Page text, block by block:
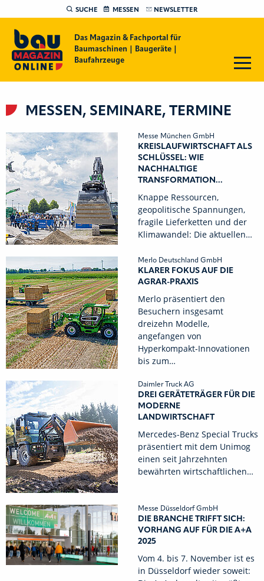
SUCHE MESSEN NEWSLETTER
Das Magazin & Fachportal für
Baumaschinen | Baugeräte |
Baufahrzeuge
MESSEN, SEMINARE, TERMINE
Messe München GmbH
KREISLAUFWIRTSCHAFT ALS
SCHLÜSSEL: WIE
NACHHALTIGE
TRANSFORMATION...
Knappe Ressourcen,
geopolitische Spannungen,
fragile Lieferketten und der
Klimawandel: Die aktuellen…
Merlo Deutschland GmbH
KLARER FOKUS AUF DIE
AGRAR-PRAXIS
Merlo präsentiert den
Besuchern insgesamt
dreizehn Modelle,
angefangen von
Hyperkompakt-Innovationen
bis zum…
Daimler Truck AG
DREI GERÄTETRÄGER FÜR DIE
MODERNE
LANDWIRTSCHAFT
Mercedes-Benz Special Trucks
präsentiert mit dem Unimog
einen seit Jahrzehnten
bewährten wirtschaftlichen…
Messe Düsseldorf GmbH
DIE BRANCHE TRIFFT SICH:
VORHANG AUF FÜR DIE A+A
2025
Vom 4. bis 7. November ist es
in Düsseldorf wieder soweit: